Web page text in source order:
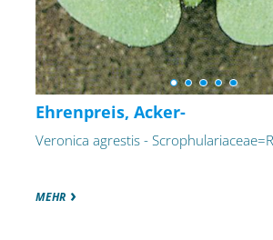
Ehrenpreis, Acker-
Veronica agrestis -
MEHR